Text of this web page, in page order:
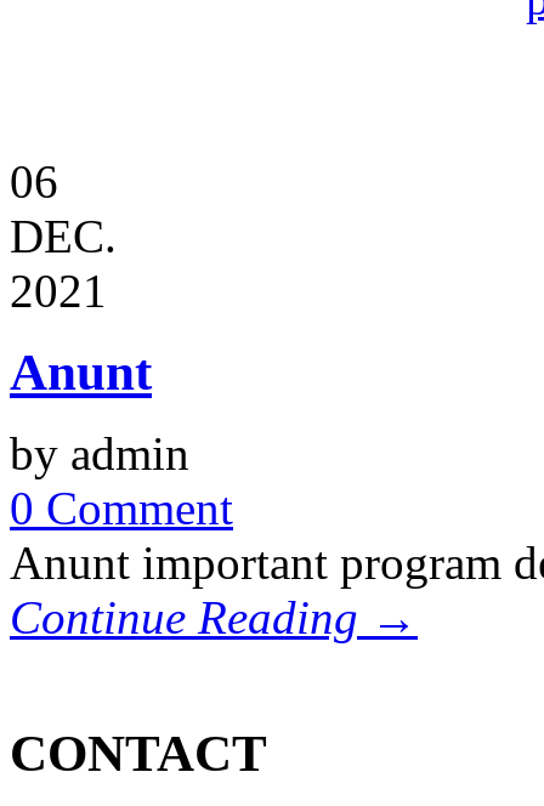
06
DEC.
2021
Anunt
by admin
0 Comment
Anunt important program
Continue Reading →
CONTACT